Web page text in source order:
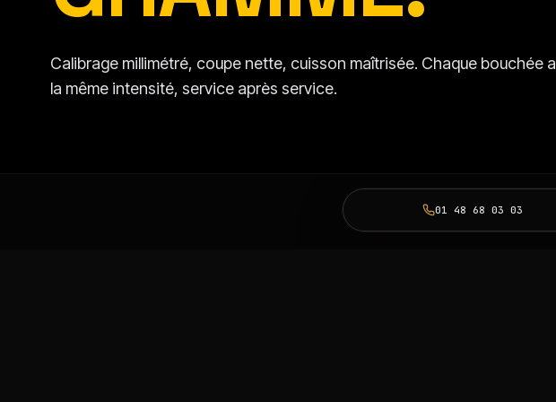
Calibrage millimétré, coupe nette, cuisson maîtrisée. Chaque bouchée a
la même intensité, service après service.
01 48 68 03 03